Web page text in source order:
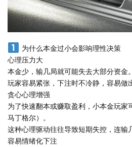
为什么本金过小会影响理性决策
心理压力大
本金少，输几局就可能失去大部分资金。
玩家容易紧张，下注时不冷静，容易做
贪心心理增强
为了快速翻本或赚取盈利，小本金玩家
马丁格尔）。
这种心理驱动往往导致短期失控，连输
容易情绪化下注